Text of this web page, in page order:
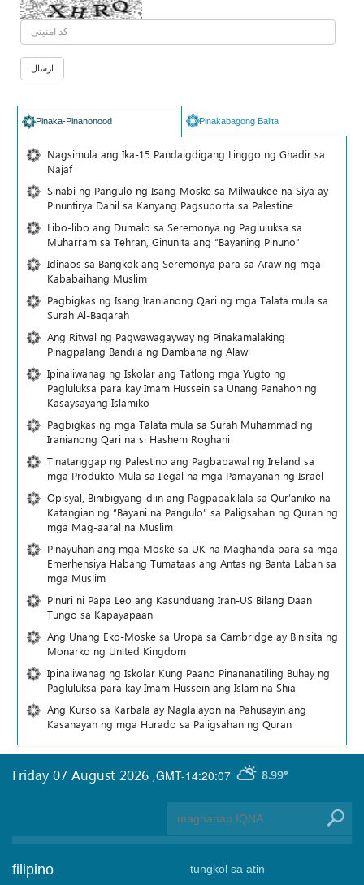
Pinaka-Pinanonood Pinakabagong Balita
Nagsimula ang Ika-15 Pandaigdigang Linggo ng Ghadir sa
Najaf
Sinabi ng Pangulo ng Isang Moske sa Milwaukee na Siya ay
Pinuntirya Dahil sa Kanyang Pagsuporta sa Palestine
Libo-libo ang Dumalo sa Seremonya ng Pagluluksa sa
Muharram sa Tehran, Ginunita ang “Bayaning Pinuno”
Idinaos sa Bangkok ang Seremonya para sa Araw ng mga
Kababaihang Muslim
Pagbigkas ng Isang Iranianong Qari ng mga Talata mula sa
Surah Al-Baqarah
Ang Ritwal ng Pagwawagayway ng Pinakamalaking
Pinagpalang Bandila ng Dambana ng Alawi
Ipinaliwanag ng Iskolar ang Tatlong mga Yugto ng
Pagluluksa para kay Imam Hussein sa Unang Panahon ng
Kasaysayang Islamiko
Pagbigkas ng mga Talata mula sa Surah Muhammad ng
Iranianong Qari na si Hashem Roghani
Tinatanggap ng Palestino ang Pagbabawal ng Ireland sa
mga Produkto Mula sa Ilegal na mga Pamayanan ng Israel
Opisyal, Binibigyang-diin ang Pagpapakilala sa Qur’aniko na
Katangian ng “Bayani na Pangulo” sa Paligsahan ng Quran ng
mga Mag-aaral na Muslim
Pinayuhan ang mga Moske sa UK na Maghanda para sa mga
Emerhensiya Habang Tumataas ang Antas ng Banta Laban sa
mga Muslim
Pinuri ni Papa Leo ang Kasunduang Iran-US Bilang Daan
Tungo sa Kapayapaan
Ang Unang Eko-Moske sa Uropa sa Cambridge ay Binisita ng
Monarko ng United Kingdom
Ipinaliwanag ng Iskolar Kung Paano Pinananatiling Buhay ng
Pagluluksa para kay Imam Hussein ang Islam na Shia
Ang Kurso sa Karbala ay Naglalayon na Pahusayin ang
Kasanayan ng mga Hurado sa Paligsahan ng Quran
GMT-14:20:07 8.99°
Friday 07 August 2026 ,
filipino
tungkol sa atin